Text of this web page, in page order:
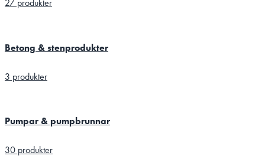
27 produkter
Betong & stenprodukter
3 produkter
Pumpar & pumpbrunnar
30 produkter